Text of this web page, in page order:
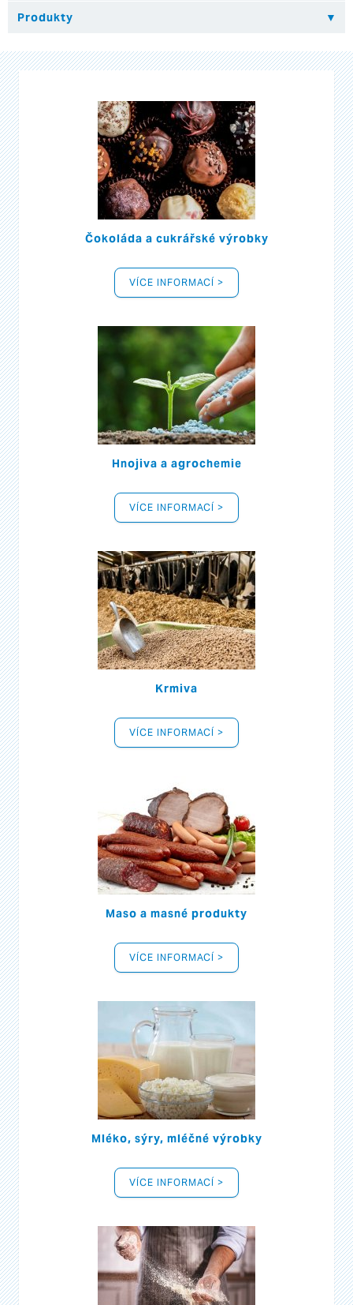
Čokoláda a cukrářské výrobky
VÍCE INFORMACÍ >
Hnojiva a agrochemie
VÍCE INFORMACÍ >
Krmiva
VÍCE INFORMACÍ >
Maso a masné produkty
VÍCE INFORMACÍ >
Mléko, sýry, mléčné výrobky
VÍCE INFORMACÍ >